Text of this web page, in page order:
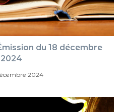
du 18 décembre
2024
2024